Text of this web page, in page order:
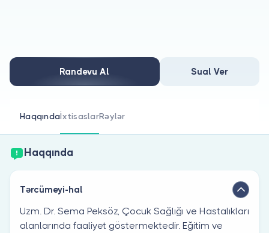
Həkimlər üçün
Həkim siniz?
Randevu Al Sual Ver
HaqqındaİxtisaslarRəylər
Haqqında
Tərcümeyi-hal
Uzm. Dr. Sema Peksöz, Çocuk Sağlığı ve Hastalıkları
alanlarında faaliyet göstermektedir. Eğitim ve